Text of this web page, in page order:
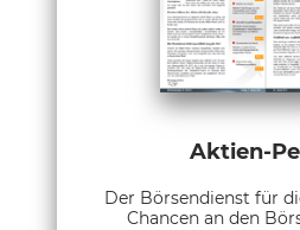
Aktien-
Der Börsendienst für
Chancen an den